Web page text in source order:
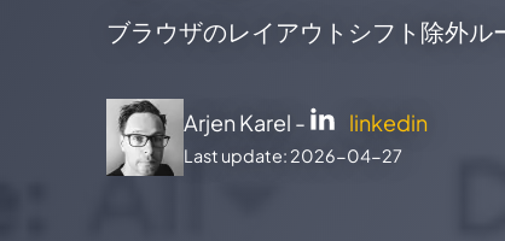
ブラウザのレイアウトシフト除外
Arjen Karel - linkedin
Last update: 2026-04-27